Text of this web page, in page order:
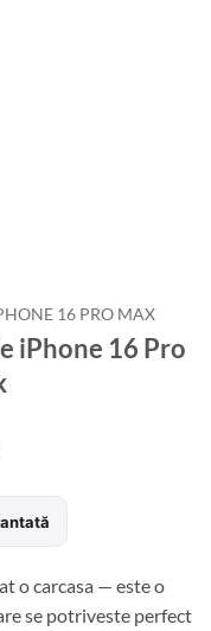
16 PRO MAX
iPhone 16 Pro
o carcasa — este o
se potriveste perfect